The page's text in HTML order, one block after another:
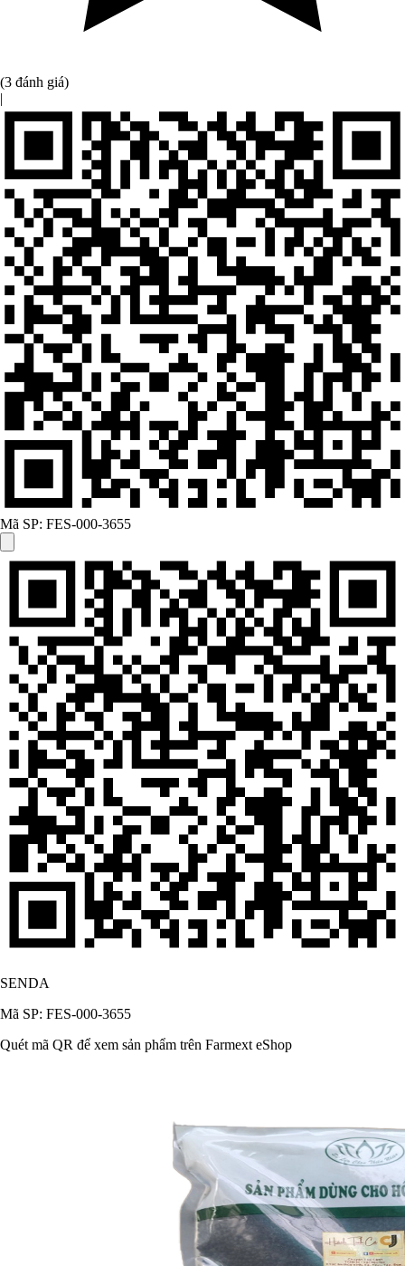
(3 đánh giá)
|
Mã SP: FES-000-3655
SENDA
Mã SP: FES-000-3655
Quét mã QR để xem sản phẩm trên Farmext eShop